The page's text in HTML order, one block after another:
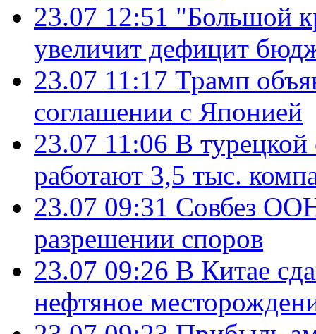
23.07 12:51 "Большой
увеличит дефицит
23.07 11:17 Трамп
соглашении с Японией
23.07 11:06 В
работают 3,5 тыс.
23.07 09:31 Совбез
разрешении споров
23.07 09:26 В Китае
нефтяное